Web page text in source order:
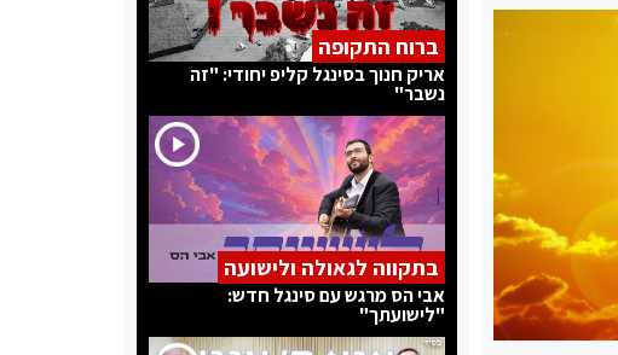
ברוח התקופה
אריק חנוך בסינגל קליפ יחודי: "זה
נשבר"
בתקווה לגאולה ולישועה
אבי הס מרגש עם סינגל חדש:
"לישועתך"